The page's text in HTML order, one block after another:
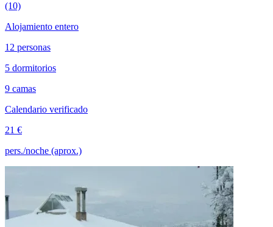
(10)
Alojamiento entero
12 personas
5 dormitorios
9 camas
Calendario verificado
21 €
pers./noche (aprox.)